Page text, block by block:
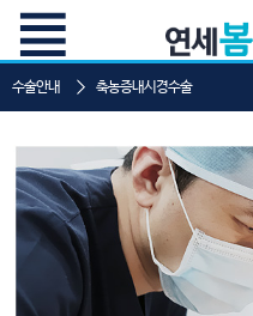
수술안내 축농증내시경수술
축농증내시
비중격 교정
코골이 수술